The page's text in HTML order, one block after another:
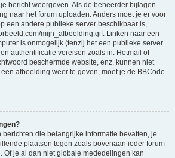
bericht weergeven. Als de beheerder bijlagen
naar het forum uploaden. Anders moet je er voor
een andere publieke server beschikbaar is,
mijn_afbeelding.gif. Linken naar een
is onmogelijk (tenzij het een publieke server
authentificatie vereisen zoals in: Hotmail of
beschermde website, enz. kunnen niet
afbeelding weer te geven, moet je de BBCode
die belangrijke informatie bevatten, je
plaatsen tegen zoals bovenaan ieder forum
Of je al dan niet globale mededelingen kan